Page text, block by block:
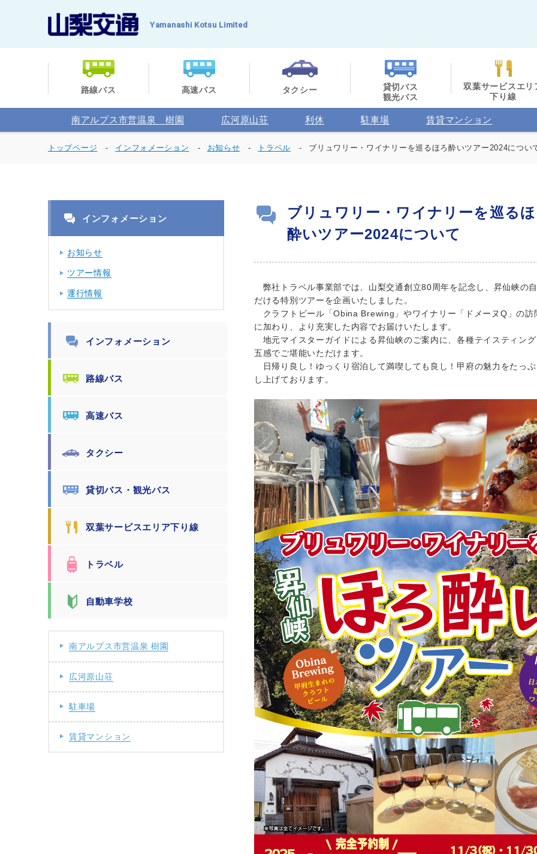
Yamanashi Kotsu Limited
路線バス 高速バス タクシー
貸切バス
観光バス
双葉サービスエリ
下り線
南アルプス市営温泉 樹園 広河原山荘 利休 駐車場 賃貸マンション
トップページ インフォメーション お知らせ トラベル ブリュワリー・ワイナリーを巡るほろ酔いツアー2024につい
ブリュワリー・ワイナリーを巡る
酔いツアー2024について
弊社トラベル事業部では、山梨交通創立80周年を記念し、昇仙峡の
だける特別ツアーを企画いたしました。
クラフトビール「Obina Brewing」やワイナリー「ドメーヌQ」の
に加わり、より充実した内容でお届けいたします。
地元マイスターガイドによる昇仙峡のご案内に、各種テイスティン
五感でご堪能いただけます。
日帰り良し！ゆっくり宿泊して満喫しても良し！甲府の魅力をたっ
し上げております。
インフォメーション
お知らせ
ツアー情報
運行情報
インフォメーション
路線バス
高速バス
タクシー
貸切バス・観光バス
双葉サービスエリア下り線
トラベル
自動車学校
南アルプス市営温泉 樹園
広河原山荘
駐車場
賃貸マンション